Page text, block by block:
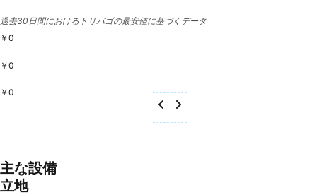
過去30日間におけるトリバゴの最安値に基づくデータ
￥0
￥0
￥0
主な設備
立地